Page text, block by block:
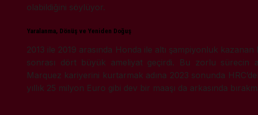
olabildiğini söylüyor.
Yaralanma, Dönüş ve Yeniden Doğuş
2013 ile 2019 arasında Honda ile altı şampiyonluk kazanan
sonrası dört büyük ameliyat geçirdi. Bu zorlu sürecin
Marquez kariyerini kurtarmak adına 2023 sonunda
yıllık 25 milyon Euro gibi dev bir maaşı da arkasında